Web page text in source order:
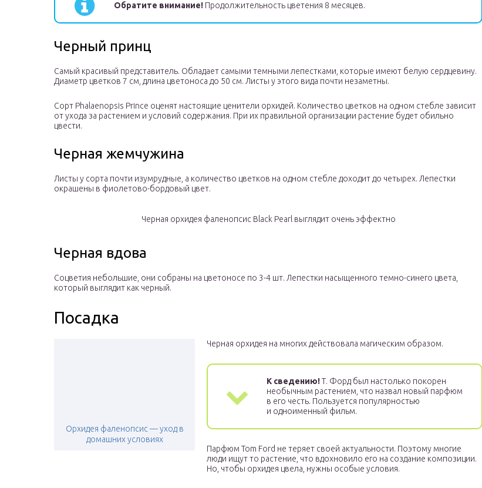
Обратите внимание! Продолжительность цветения 8 месяцев.
Черный принц
Самый красивый представитель. Обладает самыми темными лепестками, которые имеют белую сердцевину.
Диаметр цветков 7 см, длина цветоноса до 50 см. Листы у этого вида почти незаметны.
Сорт Phalaenopsis Prince оценят настоящие ценители орхидей. Количество цветков на одном стебле зависит
от ухода за растением и условий содержания. При их правильной организации растение будет обильно
цвести.
Черная жемчужина
Листы у сорта почти изумрудные, а количество цветков на одном стебле доходит до четырех. Лепестки
окрашены в фиолетово-бордовый цвет.
Черная орхидея фаленопсис Black Pearl выглядит очень эффектно
Черная вдова
Соцветия небольшие, они собраны на цветоносе по 3-4 шт. Лепестки насыщенного темно-синего цвета,
который выглядит как черный.
Посадка
Орхидея фаленопсис — уход в
домашних условиях
Черная орхидея на многих действовала магическим образом.
К сведению!Т. Форд был настолько покорен
необычным растением, что назвал новый парфюм
в его честь. Пользуется популярностью
и одноименный фильм.
Парфюм Tom Ford не теряет своей актуальности. Поэтому многие
люди ищут то растение, что вдохновило его на создание композиции.
Но, чтобы орхидея цвела, нужны особые условия.